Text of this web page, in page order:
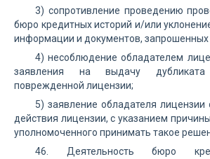
3) сопротивление проведению
бюро кредитных историй и/или
информации и документов, запрошенных
4) несоблюдение обладателем
заявления на выдачу
поврежденной лицензии;
5) заявление обладателя лицензии
действия лицензии, с указанием
уполномоченного принимать такое
46. Деятельность бюро